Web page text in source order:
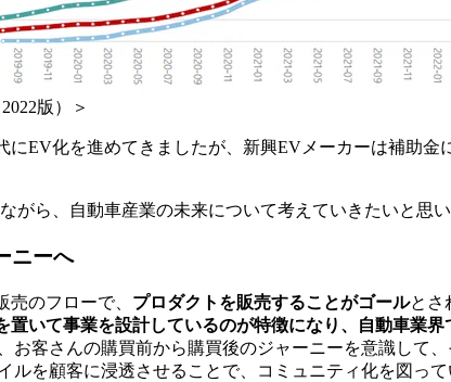
版）＞
EV化を進めてきましたが、新興EVメーカーは補助
がら、自動車産業の未来について考えていきたいと思い
ニーへ
のフローで、 プロダクトを販売することがゴールとさ
いて事業を設計しているのが特徴になり、自動車業界
お客さんの購買前から購買後のジャーニーを意識して
ルを顧客に浸透させることで、コミュニティ化を図